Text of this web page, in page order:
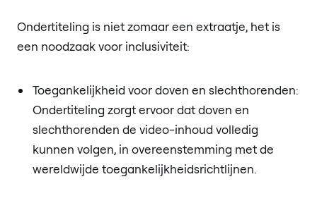
Ondertiteling is niet zomaar een extraatje, het is
een noodzaak voor inclusiviteit:
Toegankelijkheid voor doven en slechthorenden:
Ondertiteling zorgt ervoor dat doven en
slechthorenden de video-inhoud volledig
kunnen volgen, in overeenstemming met de
wereldwijde toegankelijkheidsrichtlijnen.